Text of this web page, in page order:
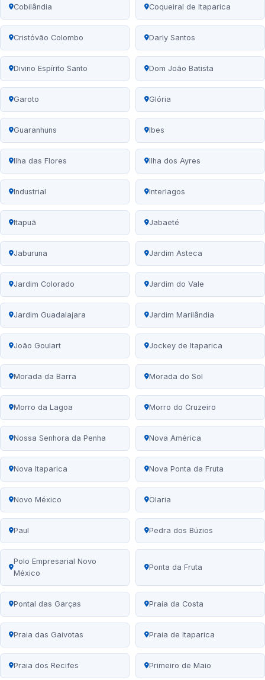
Cobilândia Coqueiral de Itaparica
Cristóvão Colombo Darly Santos
Divino Espírito Santo Dom João Batista
Garoto Glória
Guaranhuns Ibes
Ilha das Flores Ilha dos Ayres
Industrial Interlagos
Itapuã Jabaeté
Jaburuna Jardim Asteca
Jardim Colorado Jardim do Vale
Jardim Guadalajara Jardim Marilândia
João Goulart Jockey de Itaparica
Morada da Barra Morada do Sol
Morro da Lagoa Morro do Cruzeiro
Nossa Senhora da Penha Nova América
Nova Itaparica Nova Ponta da Fruta
Novo México Olaria
Paul Pedra dos Búzios
Polo Empresarial Novo
México
Ponta da Fruta
Pontal das Garças Praia da Costa
Praia das Gaivotas Praia de Itaparica
Praia dos Recifes Primeiro de Maio